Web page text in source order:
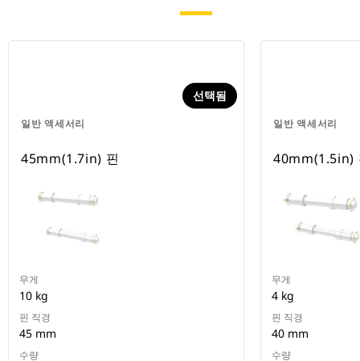
일반 액세서리
선택됨
45mm(1.7in) 핀
무게
10 kg
핀 직경
45 mm
수량
일반 액세서리
40mm(1.5in)
무게
4 kg
핀 직경
40 mm
수량